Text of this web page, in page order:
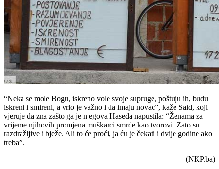
“Neka se mole Bogu, iskreno vole svoje supruge, poštuju ih, budu
iskreni i smireni, a vrlo je važno i da imaju novac”, kaže Said, koji
vjeruje da zna zašto ga je njegova Haseda napustila: “Ženama za
vrijeme njihovih promjena muškarci smrde kao tvorovi. Zato su
razdražljive i bježe. Ali to će proći, ja ću je čekati i dvije godine ako
treba”.
(NKP.ba)